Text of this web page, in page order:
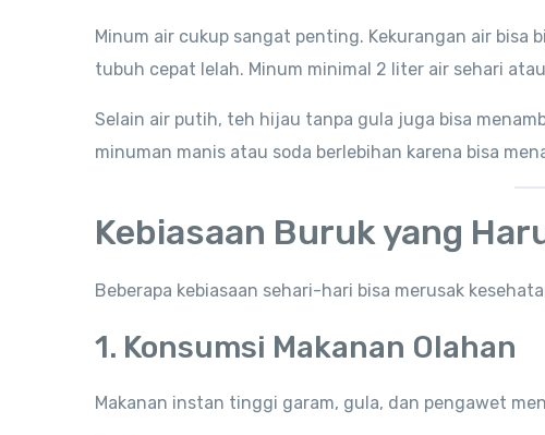
Minum air cukup sangat penting. Kekurangan air
tubuh cepat lelah. Minum minimal 2 liter air sehari
Selain air putih, teh hijau tanpa gula juga bisa
minuman manis atau soda berlebihan karena bisa
Kebiasaan Buruk yang
Beberapa kebiasaan sehari-hari bisa merusak
1. Konsumsi Makanan Olahan
Makanan instan tinggi garam, gula, dan pengawet